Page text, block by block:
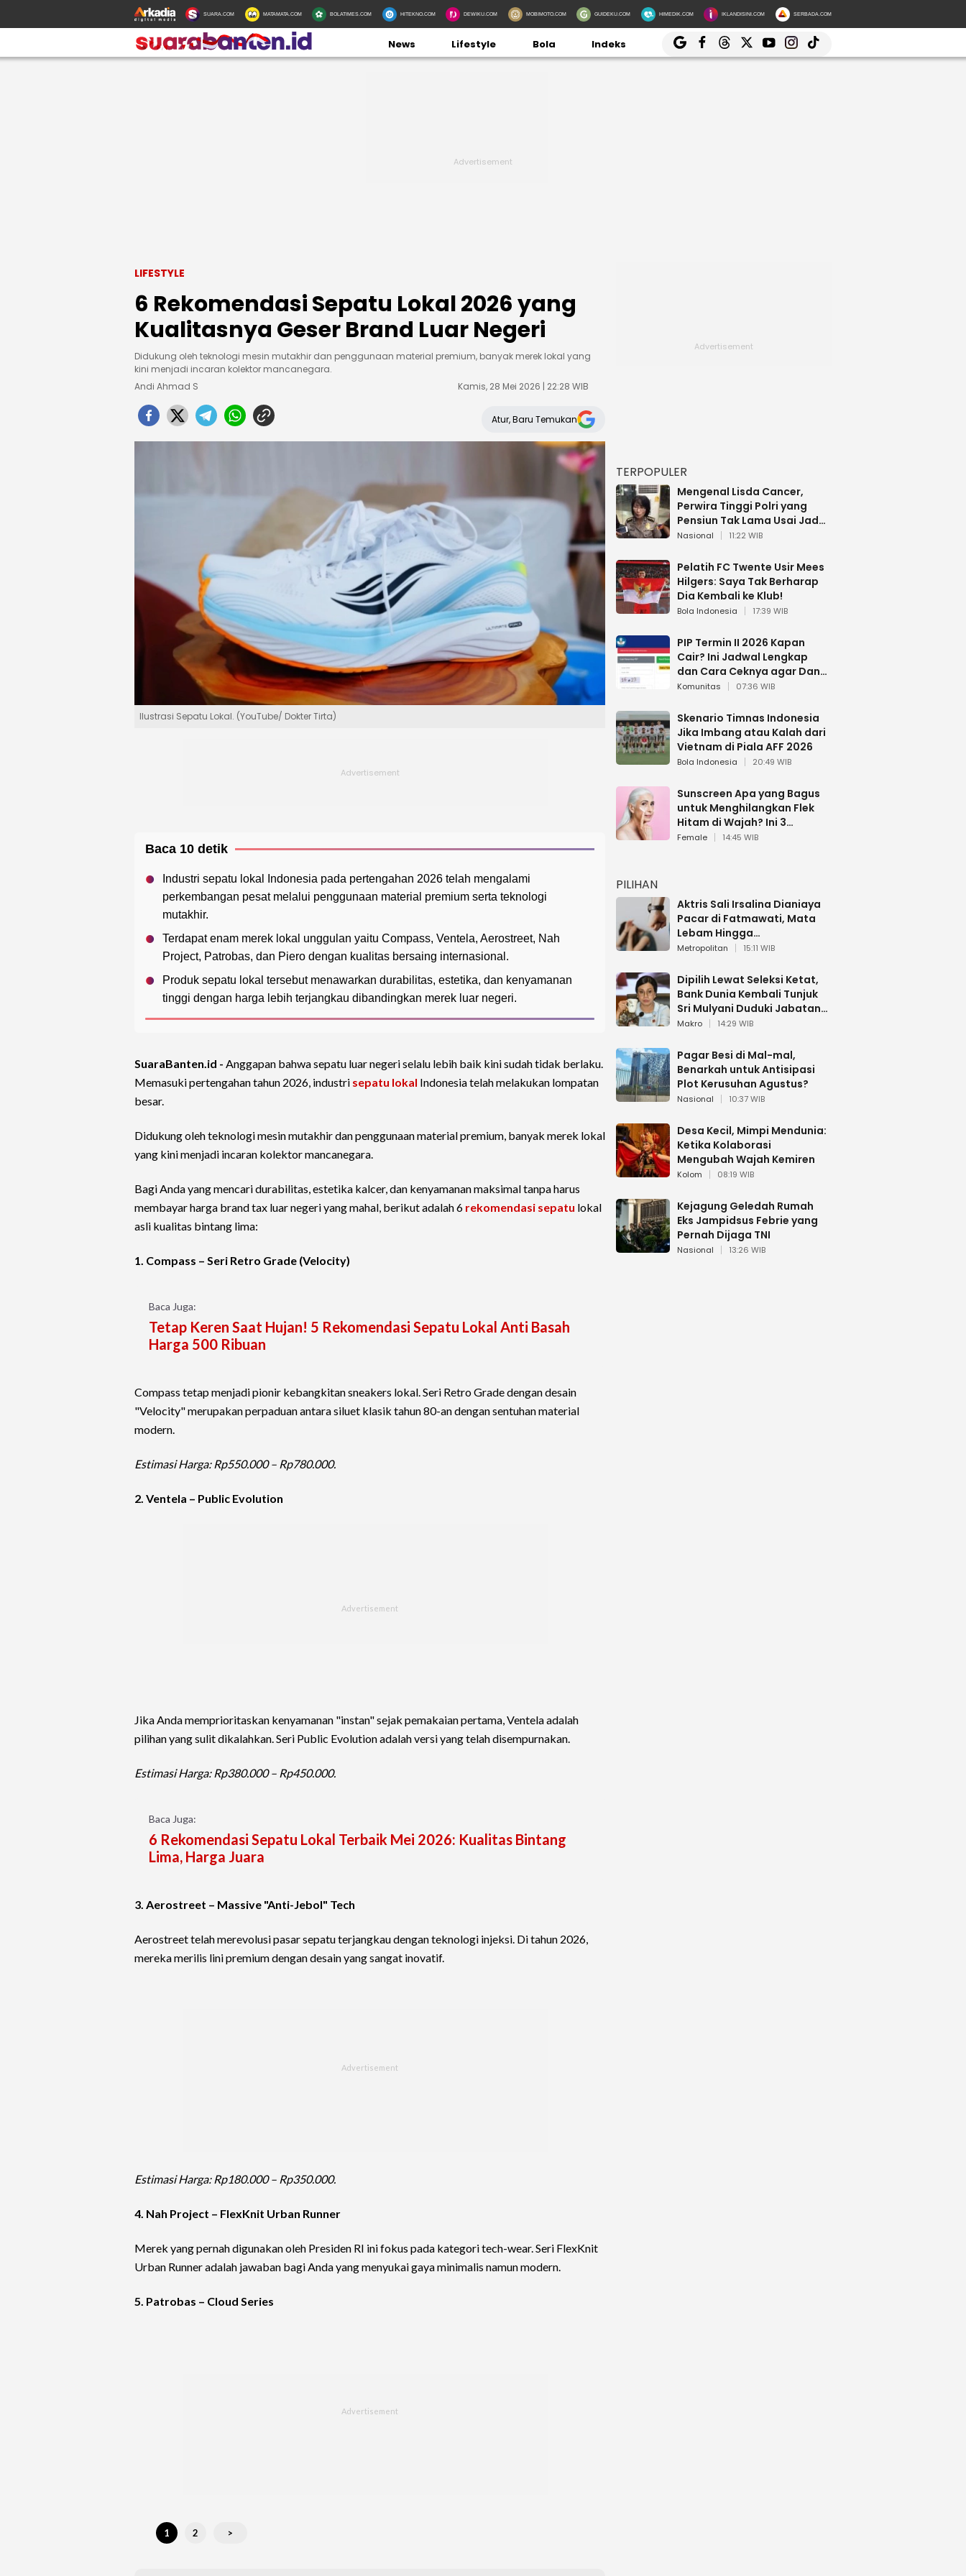
SUARA.COM MATAMATA.COM BOLATIMES.COM HITEKNO.COM DEWIKU.COM MOBIMOTO.COM GUIDEKU.COM HIMEDIK.COM IKLANDISINI.COM SERBADA.COM
News Lifestyle Bola Indeks
LIFESTYLE
6 Rekomendasi Sepatu Lokal 2026 yang
Kualitasnya Geser Brand Luar Negeri
Didukung oleh teknologi mesin mutakhir dan penggunaan material premium, banyak merek lokal yang
kini menjadi incaran kolektor mancanegara.
Andi Ahmad S
Kamis, 28 Mei 2026 | 22:28 WIB
Atur, Baru Temukan
Ilustrasi Sepatu Lokal. (YouTube/ Dokter Tirta)
Baca 10 detik
Industri sepatu lokal Indonesia pada pertengahan 2026 telah mengalami
perkembangan pesat melalui penggunaan material premium serta teknologi
mutakhir.
Terdapat enam merek lokal unggulan yaitu Compass, Ventela, Aerostreet, Nah
Project, Patrobas, dan Piero dengan kualitas bersaing internasional.
Produk sepatu lokal tersebut menawarkan durabilitas, estetika, dan kenyamanan
tinggi dengan harga lebih terjangkau dibandingkan merek luar negeri.
SuaraBanten.id - Anggapan bahwa sepatu luar negeri selalu lebih baik kini sudah tidak berlaku.
Memasuki pertengahan tahun 2026, industri sepatu lokal Indonesia telah melakukan lompatan
besar.
Didukung oleh teknologi mesin mutakhir dan penggunaan material premium, banyak merek lokal
yang kini menjadi incaran kolektor mancanegara.
Bagi Anda yang mencari durabilitas, estetika kalcer, dan kenyamanan maksimal tanpa harus
membayar harga brand tax luar negeri yang mahal, berikut adalah 6 rekomendasi sepatu lokal
asli kualitas bintang lima:
1. Compass – Seri Retro Grade (Velocity)
Baca Juga:
Tetap Keren Saat Hujan! 5 Rekomendasi Sepatu Lokal Anti Basah
Harga 500 Ribuan
Compass tetap menjadi pionir kebangkitan sneakers lokal. Seri Retro Grade dengan desain
"Velocity" merupakan perpaduan antara siluet klasik tahun 80-an dengan sentuhan material
modern.
Estimasi Harga: Rp550.000 – Rp780.000.
2. Ventela – Public Evolution
Jika Anda memprioritaskan kenyamanan "instan" sejak pemakaian pertama, Ventela adalah
pilihan yang sulit dikalahkan. Seri Public Evolution adalah versi yang telah disempurnakan.
Estimasi Harga: Rp380.000 – Rp450.000.
Baca Juga:
6 Rekomendasi Sepatu Lokal Terbaik Mei 2026: Kualitas Bintang
Lima, Harga Juara
3. Aerostreet – Massive "Anti-Jebol" Tech
Aerostreet telah merevolusi pasar sepatu terjangkau dengan teknologi injeksi. Di tahun 2026,
mereka merilis lini premium dengan desain yang sangat inovatif.
Estimasi Harga: Rp180.000 – Rp350.000.
4. Nah Project – FlexKnit Urban Runner
Merek yang pernah digunakan oleh Presiden RI ini fokus pada kategori tech-wear. Seri FlexKnit
Urban Runner adalah jawaban bagi Anda yang menyukai gaya minimalis namun modern.
5. Patrobas – Cloud Series
1 2 >
TERPOPULER
Mengenal Lisda Cancer,
Perwira Tinggi Polri yang
Pensiun Tak Lama Usai Jadi
Brigjen
Nasional 11:22 WIB
Pelatih FC Twente Usir Mees
Hilgers: Saya Tak Berharap
Dia Kembali ke Klub!
Bola Indonesia 17:39 WIB
PIP Termin II 2026 Kapan
Cair? Ini Jadwal Lengkap
dan Cara Ceknya agar Dana
Tidak Hangus!
Komunitas 07:36 WIB
Skenario Timnas Indonesia
Jika Imbang atau Kalah dari
Vietnam di Piala AFF 2026
Bola Indonesia 20:49 WIB
Sunscreen Apa yang Bagus
untuk Menghilangkan Flek
Hitam di Wajah? Ini 3
Rekomendasi sesuai Review
Female 14:45 WIB
PILIHAN
Aktris Sali Irsalina Dianiaya
Pacar di Fatmawati, Mata
Lebam Hingga
Diselamatkan Polantas
Metropolitan 15:11 WIB
Dipilih Lewat Seleksi Ketat,
Bank Dunia Kembali Tunjuk
Sri Mulyani Duduki Jabatan
Strategis
Makro 14:29 WIB
Pagar Besi di Mal-mal,
Benarkah untuk Antisipasi
Plot Kerusuhan Agustus?
Nasional 10:37 WIB
Desa Kecil, Mimpi Mendunia:
Ketika Kolaborasi
Mengubah Wajah Kemiren
Kolom 08:19 WIB
Kejagung Geledah Rumah
Eks Jampidsus Febrie yang
Pernah Dijaga TNI
Nasional 13:26 WIB